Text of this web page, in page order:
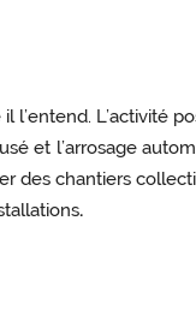
L’activité
et l’arrosage
des chantiers
.